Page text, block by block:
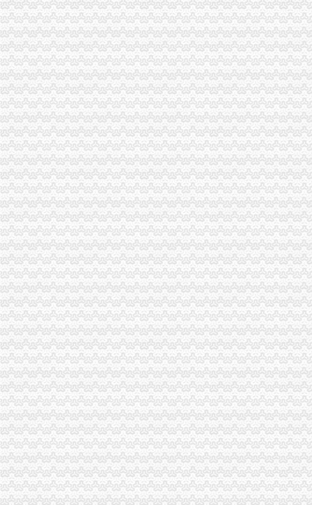
重庆软岛科技股份有限公司工商信息_电话_地址_信用信息_财务信息-
重庆时尚购物-重庆渝中区百川百货外贸服装店铺-百川百货外贸服装店
【国理政新实践·重庆篇】权威发布|助推自贸区建设,重庆主城各区
第17页重庆陆运公司重庆陆运运输公司黄页重庆陆运企业查询-锦程物
【重庆向科电器有限公司新招聘信息】_聘网
重庆港九股吧新消息-重庆港九新消息-新消息
【重庆海兆科技有限公司招聘】-百才招聘网（免费的招聘网站baicai.
寻访外贸企业的春天-前瞻财经-E都市
重庆时尚购物-重庆渝中区百川百货外贸服装-百川百货外贸服装招商连
【重庆海兆科技有限公司招聘】-百才招聘网（免费的招聘网站baicai.
【重庆向科电器有限公司新招聘信息】_聘网
飞歌DVD导航,诚挚推荐重庆富豪汽车批发价格,厂家,图片,重庆
电子商务成为重庆渝中经济发展新引擎_地方_招商-商界招商网
重庆时尚购物-重庆渝中区百川百货外贸服装店铺-百川百货外贸服装店
重庆商社（集团）有限公司-主页
重庆港九股份有限公司资产置换及非公开发行股份购买资产暨关联交易
千仞岗新款羽绒服_批发价格_厂家_图片_勤加缘网
重庆化工中间体企业黄页
重庆局出口植物产品生产、加工、存放注册登记单位
【国理政新实践·重庆篇】权威发布|助推自贸区建设,重庆主城各区
重庆软岛科技股份有限公司工商信息_电话_地址_信用信息_财务信息-
第17页重庆陆运公司重庆陆运运输公司黄页重庆陆运企业查询-锦程物
家族企业“成就”洗钱大案-洗钱资讯-广发基金
重庆诺维尔商贸有限公司-页
外贸休闲服饰-女装批发,女T恤批发,连衣裙,吊带,短裤批发-衣
重庆港九股份有限公司非公开发行股票预案-股指期货频道-和讯网
寻访外贸企业的春天-前瞻财经-E都市
苏州博跃商务信息咨询有限公司招聘信息_苏州博跃商务信息咨询有限
重庆港九股份有限公司资产置换及非公开发行股份购买资产暨关联交易
滚动新闻_资讯频道_凤凰网
真皮皮鞋名录_2017真皮皮鞋企业黄页大全_商务联盟网
【国理政新实践·重庆篇】权威发布|助推自贸区建设,重庆主城各区
广告帐篷名录_2017广告帐篷企业黄页大全_商务联盟网
吴中区苏州网上注册公司哪家资历深|平江工商局个体工商户注册-商务